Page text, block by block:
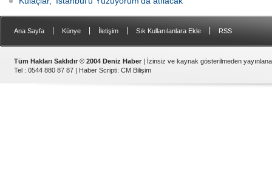
Ana Sayfa Künye İletişim Sık Kullanılanlara Ekle RSS
Tüm Hakları Saklıdır © 2004 Deniz Haber | İzinsiz ve kaynak gösterilmeden
Tel : 0544 880 87 87 | Haber Scripti: CM Bilişim